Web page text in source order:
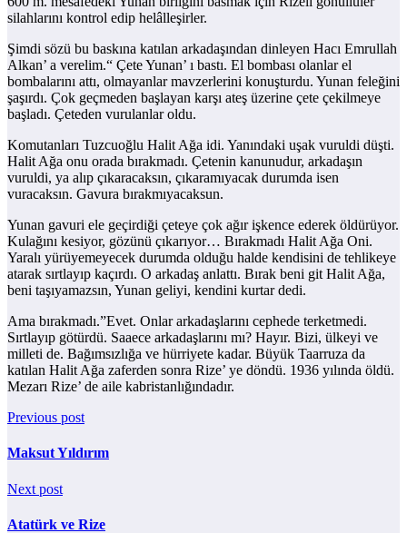
silahlarını kontrol edip helâlleşirler.
Şimdi sözü bu baskına katılan arkadaşından dinleyen Hacı Emrullah
Alkan’ a verelim.“ Çete Yunan’ ı bastı. El bombası olanlar el
bombalarını attı, olmayanlar mavzerlerini konuşturdu. Yunan feleğini
şaşırdı. Çok geçmeden başlayan karşı ateş üzerine çete çekilmeye
başladı. Çeteden vurulanlar oldu.
Komutanları Tuzcuoğlu Halit Ağa idi. Yanındaki uşak vuruldi düşti.
Halit Ağa onu orada bırakmadı. Çetenin kanunudur, arkadaşın
vuruldi, ya alıp çıkaracaksın, çıkaramıyacak durumda isen
vuracaksın. Gavura bırakmıyacaksun.
Yunan gavuri ele geçirdiği çeteye çok ağır işkence ederek öldürüyor.
Kulağını kesiyor, gözünü çıkarıyor… Bırakmadı Halit Ağa Oni.
Yaralı yürüyemeyecek durumda olduğu halde kendisini de tehlikeye
atarak sırtlayıp kaçırdı. O arkadaş anlattı. Bırak beni git Halit Ağa,
beni taşıyamazsın, Yunan geliyi, kendini kurtar dedi.
Ama bırakmadı.”Evet. Onlar arkadaşlarını cephede terketmedi.
Sırtlayıp götürdü. Saaece arkadaşlarını mı? Hayır. Bizi, ülkeyi ve
milleti de. Bağımsızlığa ve hürriyete kadar. Büyük Taarruza da
katılan Halit Ağa zaferden sonra Rize’ ye döndü. 1936 yılında öldü.
Mezarı Rize’ de aile kabristanlığındadır.
Previous post
Maksut Yıldırım
Next post
Atatürk ve Rize